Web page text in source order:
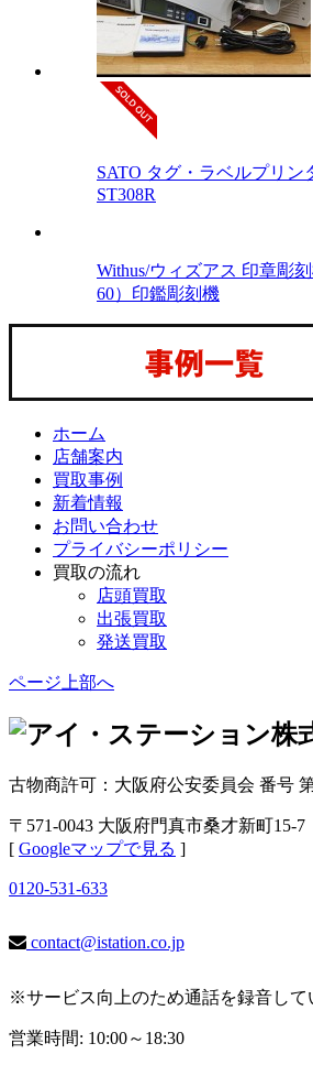
SATO タグ・ラベルプリン
ST308R
Withus/ウィズアス 印章彫
60）印鑑彫刻機
ホーム
店舗案内
買取事例
新着情報
お問い合わせ
プライバシーポリシー
買取の流れ
店頭買取
出張買取
発送買取
ページ上部へ
古物商許可：大阪府公安委員会 番号
〒571-0043 大阪府門真市桑才新町15-7
[ Googleマップで見る ]
0120-531-633
contact@istation.co.jp
※サービス向上のため通話を録音して
営業時間: 10:00～18:30